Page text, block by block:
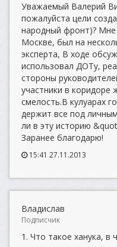
Уважаемый Валерий
пожалуйста цели
народный фронт)?
Москве, был на
эксперта, В ходе
использовал ДОТу,
стороны
участники в коридоре
смелость.В кулуарах
держит все под
ли в эту историю
Заранее благодарю!
15:41 27.11.2013
Владислав
Подписчик
1. Что такое ханука, в